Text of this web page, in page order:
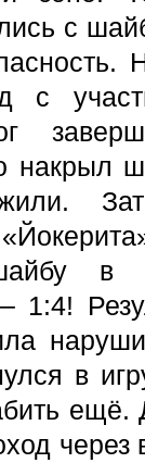
с
с
накрыл
в
1:4!
в
через